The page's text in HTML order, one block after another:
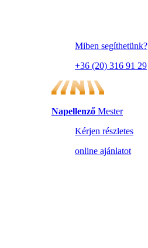
Miben segíthetünk?
+36 (20) 316 91 29
Napellenző Mester
Kérjen részletes
online ajánlatot